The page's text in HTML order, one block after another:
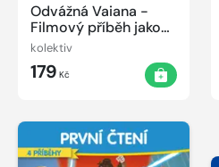
Odvážná Vaiana -
Filmový příběh jako
komiks
kolektiv
179 Kč